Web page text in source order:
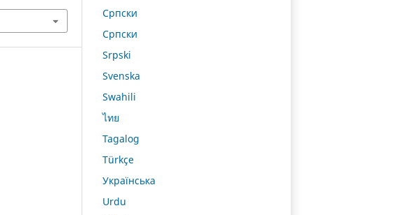
Српски
Српски
Srpski
Svenska
Swahili
ไทย
Tagalog
Türkçe
Українська
Urdu